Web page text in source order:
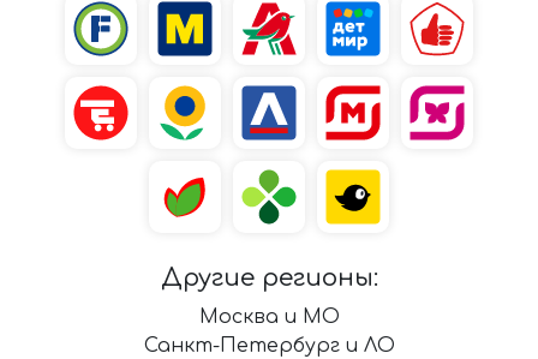
Другие регионы:
Москва и МО
Санкт-Петербург и ЛО